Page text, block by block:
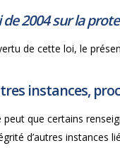
de 2004 sur la
de cette loi, le
instances,
peut que certains
d’autres instances